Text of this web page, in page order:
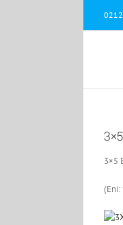
3×5
(Eni: